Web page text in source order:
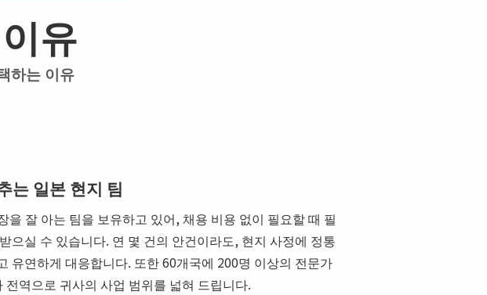
유
하는 이유
는 일본 현지 팀
을 잘 아는 팀을 보유하고 있어, 채용 비용 없이 필요할 때 필
으실 수 있습니다. 연 몇 건의 안건이라도, 현지 사정에 정통
유연하게 대응합니다. 또한 60개국에 200명 이상의 전문가
전역으로 귀사의 사업 범위를 넓혀 드립니다.